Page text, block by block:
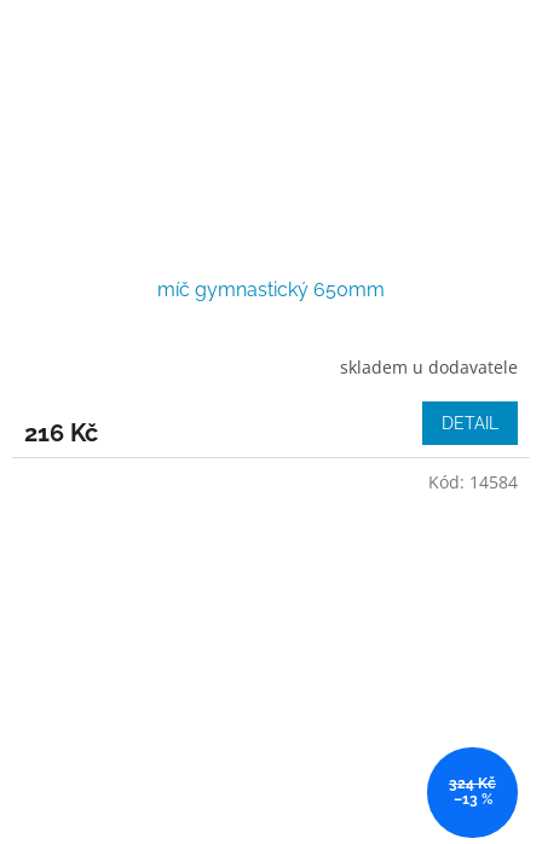
míč gymnastický 650mm
skladem u dodavatele
216 Kč DETAIL
324 Kč
–13 %
Kód: 14584